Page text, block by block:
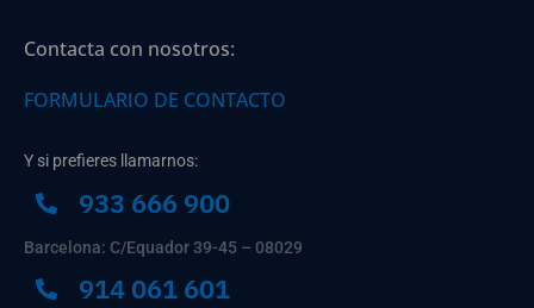
Contacta con nosotros:
FORMULARIO DE CONTACTO
Y si prefieres llamarnos:
933 666 900
Barcelona: C/Equador 39-45 – 08029
914 061 601